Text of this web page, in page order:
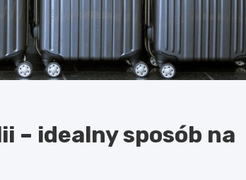
– idealny sposób na